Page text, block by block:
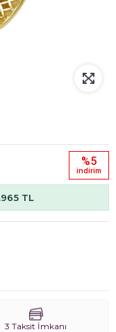
%5
i̇ndi̇ri̇m
TL
3 Taksit İmkanı